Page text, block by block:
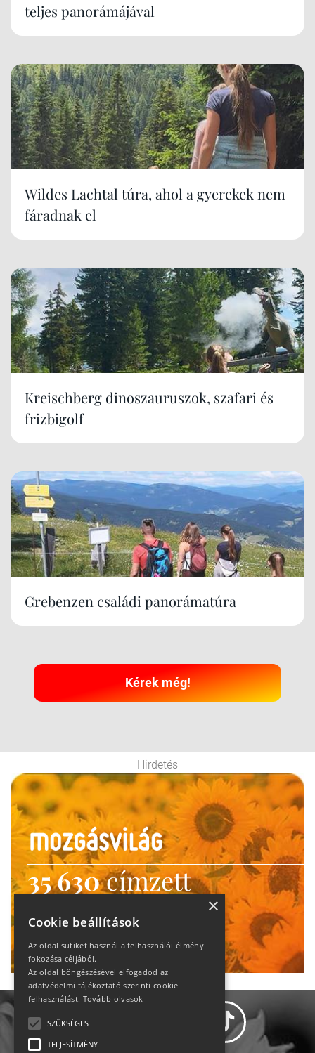
teljes panorámájával
Wildes Lachtal túra, ahol a gyerekek nem
fáradnak el
Kreischberg dinoszauruszok, szafari és
frizbigolf
Grebenzen családi panorámatúra
Kérek még!
Hirdetés
35 630címzett
heti motiváció
Ne maradj le!
×
Cookie beállítások
Az oldal sütiket használ a felhasználói élmény
fokozása céljából.
Az oldal böngészésével elfogadod az
adatvédelmi tájékoztató szerinti cookie
felhasználást. Tovább olvasok
SZÜKSÉGES
TELJESÍTMÉNY